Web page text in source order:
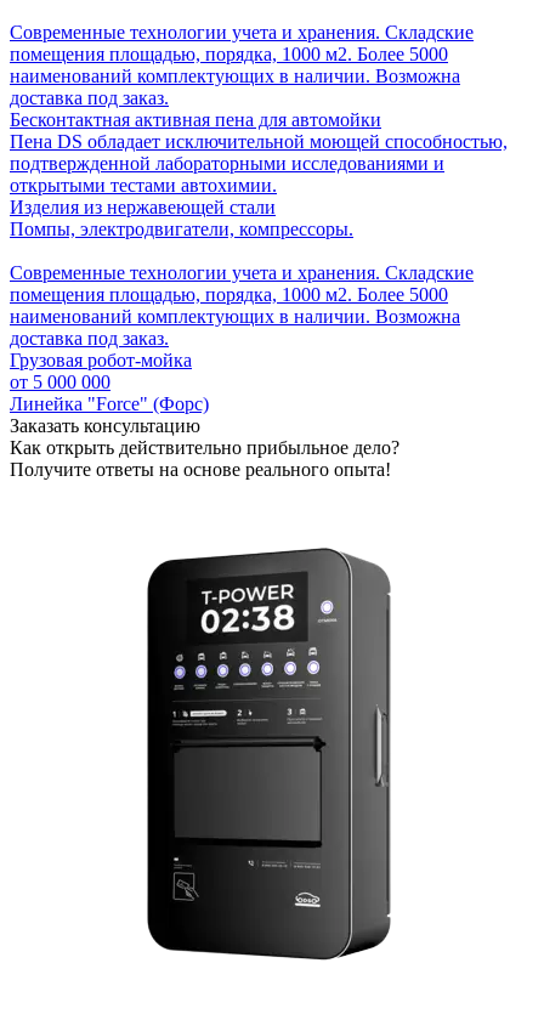
Современные технологии учета и хранения. Складские
помещения площадью, порядка, 1000 м2. Более 5000
наименований комплектующих в наличии. Возможна
доставка под заказ.
Бесконтактная активная пена для автомойки
Пена DS обладает исключительной моющей способностью,
подтвержденной лабораторными исследованиями и
открытыми тестами автохимии.
Изделия из нержавеющей стали
Помпы, электродвигатели, компрессоры.
Современные технологии учета и хранения. Складские
помещения площадью, порядка, 1000 м2. Более 5000
наименований комплектующих в наличии. Возможна
доставка под заказ.
Грузовая робот-мойка
от 5 000 000
Линейка "Force" (Форс)
Заказать консультацию
Как открыть действительно прибыльное дело?
Получите ответы на основе реального опыта!